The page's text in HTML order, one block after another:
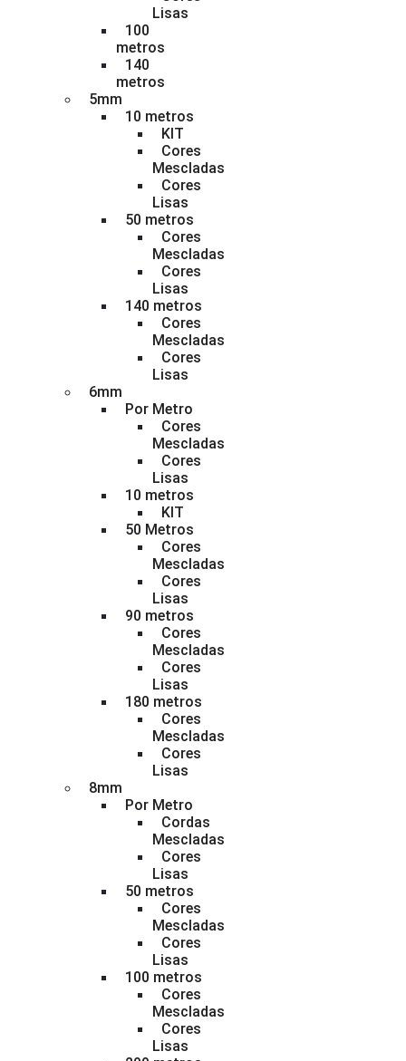
Lisas
100
metros
140
metros
5mm
10 metros
KIT
Cores
Mescladas
Cores
Lisas
50 metros
Cores
Mescladas
Cores
Lisas
140 metros
Cores
Mescladas
Cores
Lisas
6mm
Por Metro
Cores
Mescladas
Cores
Lisas
10 metros
KIT
50 Metros
Cores
Mescladas
Cores
Lisas
90 metros
Cores
Mescladas
Cores
Lisas
180 metros
Cores
Mescladas
Cores
Lisas
8mm
Por Metro
Cordas
Mescladas
Cores
Lisas
50 metros
Cores
Mescladas
Cores
Lisas
100 metros
Cores
Mescladas
Cores
Lisas